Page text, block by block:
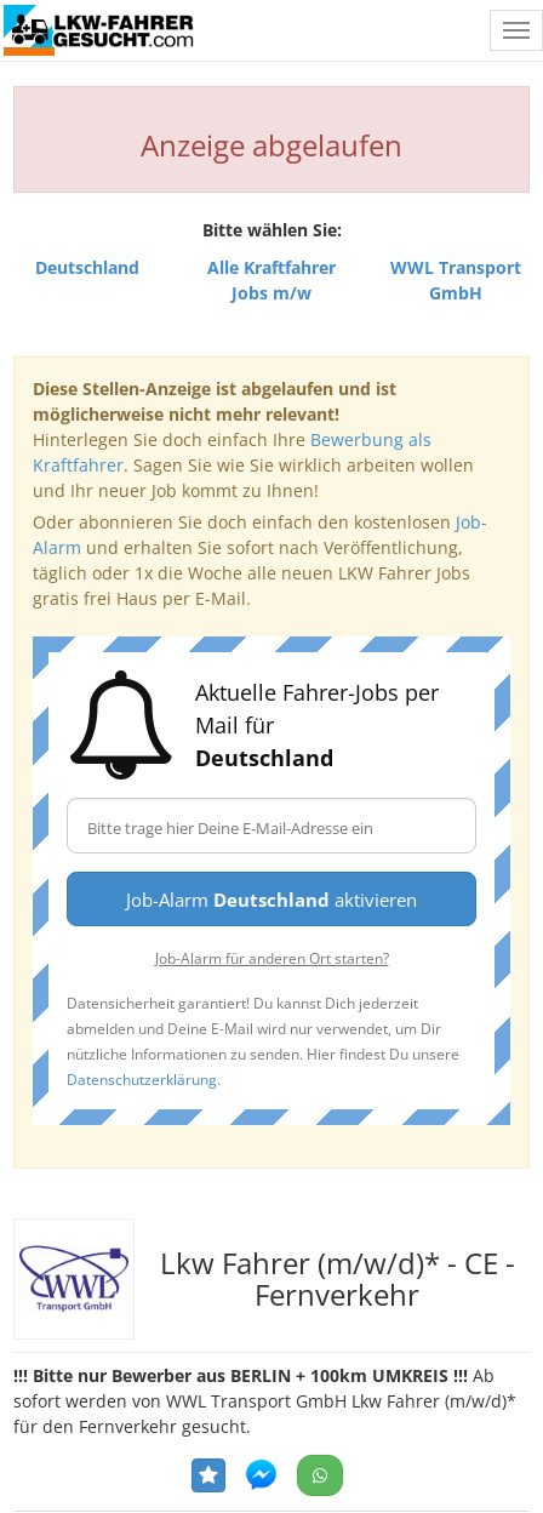
Anzeige abgelaufen
Bitte wählen Sie:
Deutschland
Alle Kraftfahrer
Jobs m/w
WWL Transport
GmbH
Diese Stellen-Anzeige ist abgelaufen und ist
möglicherweise nicht mehr relevant!
Hinterlegen Sie doch einfach Ihre Bewerbung als
Kraftfahrer. Sagen Sie wie Sie wirklich arbeiten wollen
und Ihr neuer Job kommt zu Ihnen!
Oder abonnieren Sie doch einfach den kostenlosen Job-
Alarm und erhalten Sie sofort nach Veröffentlichung,
täglich oder 1x die Woche alle neuen LKW Fahrer Jobs
gratis frei Haus per E-Mail.
Aktuelle Fahrer-Jobs per
Mail für
Deutschland
Job-Alarm Deutschland aktivieren
Job-Alarm für anderen Ort starten?
Datensicherheit garantiert! Du kannst Dich jederzeit
abmelden und Deine E-Mail wird nur verwendet, um Dir
nützliche Informationen zu senden. Hier findest Du unsere
Datenschutzerklärung.
Lkw Fahrer (m/w/d)* - CE -
Fernverkehr
!!! Bitte nur Bewerber aus BERLIN + 100km UMKREIS !!! Ab
sofort werden von WWL Transport GmbH Lkw Fahrer (m/w/d)*
für den Fernverkehr gesucht.